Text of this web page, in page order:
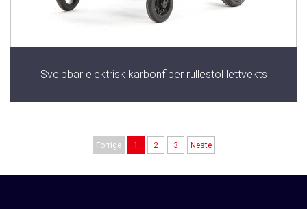
Sveipbar elektrisk karbonfiber rullestol lettvekts
Forrige 1 2 3 Neste